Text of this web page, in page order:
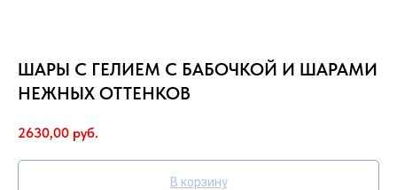
ШАРЫ С ГЕЛИЕМ С БАБОЧКОЙ И ШАРАМИ
НЕЖНЫХ ОТТЕНКОВ
2630,00 руб.
В корзину